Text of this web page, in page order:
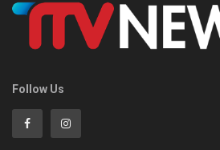
Follow Us